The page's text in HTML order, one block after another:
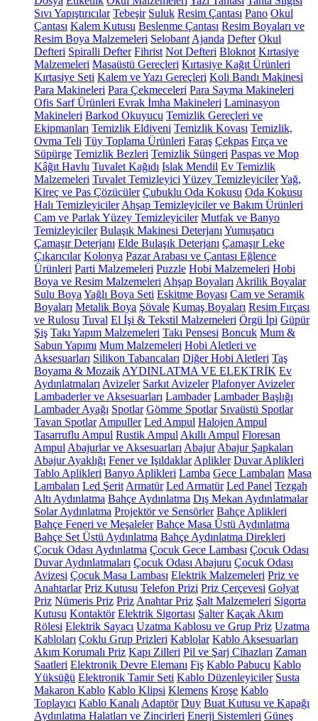
Sıvı Yapıştırıcılar Tebeşir Suluk Resim Çantası Pano Okul
Çantası Kalem Kutusu Beslenme Çantası Resim Boyaları ve
Resim Boya Malzemeleri Selobant Ajanda Defter Okul
Defteri Spiralli Defter Fihrist Not Defteri Bloknot Kırtasiye
Malzemeleri Masaüstü Gereçleri Kırtasiye Kağıt Ürünleri
Kırtasiye Seti Kalem ve Yazı Gereçleri Koli Bandı Makinesi
Para Makineleri Para Çekmeceleri Para Sayma Makineleri
Ofis Sarf Ürünleri Evrak İmha Makineleri Laminasyon
Makineleri Barkod Okuyucu Temizlik Gereçleri ve
Ekipmanları Temizlik Eldiveni Temizlik Kovası Temizlik,
Ovma Teli Tüy Toplama Ürünleri Faraş Çekpas Fırça ve
Süpürge Temizlik Bezleri Temizlik Süngeri Paspas ve Mop
Kâğıt Havlu Tuvalet Kağıdı Islak Mendil Ev Temizlik
Malzemeleri Tuvalet Temizleyici Yüzey TemizleyicilerYağ,
Kireç ve Pas Çözücüler Çubuklu Oda Kokusu Oda Kokusu
Halı Temizleyiciler Ahşap Temizleyiciler ve Bakım Ürünleri
Cam ve Parlak Yüzey Temizleyiciler Mutfak ve Banyo
Temizleyiciler Bulaşık Makinesi Deterjanı Yumuşatıcı
Çamaşır Deterjanı Elde Bulaşık Deterjanı Çamaşır Leke
Çıkarıcılar Kolonya Pazar Arabası ve Çantası Eğlence
Ürünleri Parti Malzemeleri Puzzle Hobi Malzemeleri Hobi
Boya ve Resim Malzemeleri Ahşap Boyaları Akrilik Boyalar
Sulu Boya Yağlı Boya Seti Eskitme Boyası Cam ve Seramik
Boyaları Metalik Boya Şövale Kumaş Boyaları Resim Fırçası
ve Rulosu Tuval El İşi & Tekstil Malzemeleri Örgü İpi Güpür
Şiş Takı Yapım Malzemeleri Takı Pensesi Boncuk Mum &
Sabun Yapımı Mum Malzemeleri Hobi Aletleri ve
Aksesuarları Silikon Tabancaları Diğer Hobi Aletleri Taş
Boyama & Mozaik AYDINLATMA VE ELEKTRİK Ev
Aydınlatmaları Avizeler Sarkıt Avizeler Plafonyer Avizeler
Lambaderler ve Aksesuarları Lambader Lambader Başlığı
Lambader Ayağı Spotlar Gömme Spotlar Sıvaüstü Spotlar
Tavan Spotlar Ampuller Led Ampul Halojen Ampul
Tasarruflu Ampul Rustik Ampul Akıllı Ampul Floresan
Ampul Abajurlar ve Aksesuarları Abajur Abajur Şapkaları
Abajur Ayaklığı Fener ve Işıldaklar Aplikler Duvar Aplikleri
Tablo Aplikleri Banyo Aplikleri Lamba Gece Lambaları Masa
Lambaları Led Şerit Armatür Led Armatür Led Panel Tezgah
Altı Aydınlatma Bahçe Aydınlatma Dış Mekan Aydınlatmalar
Solar Aydınlatma Projektör ve Sensörler Bahçe Aplikleri
Bahçe Feneri ve Meşaleler Bahçe Masa Üstü Aydınlatma
Bahçe Set Üstü Aydınlatma Bahçe Aydınlatma Direkleri
Çocuk Odası Aydınlatma Çocuk Gece Lambası Çocuk Odası
Duvar Aydınlatmaları Çocuk Odası Abajuru Çocuk Odası
Avizesi Çocuk Masa Lambası Elektrik Malzemeleri Priz ve
Anahtarlar Priz Kutusu Telefon Prizi Priz Çerçevesi Golyat
Priz Nümeris Priz Priz Anahtar Priz Şalt Malzemeleri Sigorta
Kutusu Kontaktör Elektrik Sigortası Şalter Kaçak Akım
Rölesi Elektrik Sayacı Uzatma Kablosu ve Grup Priz Uzatma
Kabloları Çoklu Grup Prizleri Kablolar Kablo Aksesuarları
Akım Korumalı Priz Kapı Zilleri Pil ve Şarj Cihazları Zaman
Saatleri Elektronik Devre Elemanı Fiş Kablo Pabucu Kablo
Yüksüğü Elektronik Tamir Seti Kablo Düzenleyiciler Susta
Makaron Kablo Kablo Klipsi Klemens Kroşe Kablo
Toplayıcı Kablo Kanalı Adaptör Duy Buat Kutusu ve Kapağı
Aydınlatma Halatları ve Zincirleri Enerji Sistemleri Güneş